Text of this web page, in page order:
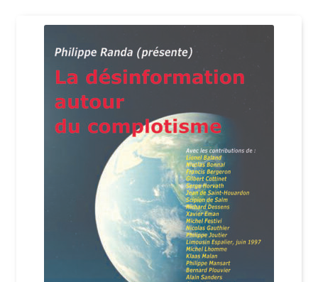
Livres de Philippe Randa
Login Customizer
Newsletter
Nous Contacter
Politique de confidentialité et cookies
Qui sommes-nous ?
Soutien à Philippe Randa
Suivi de la Commande